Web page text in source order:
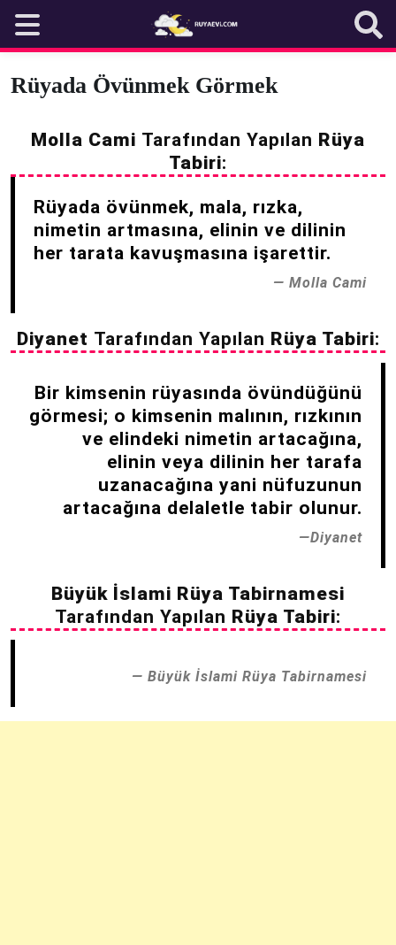
content
Rüyada Övünmek Görmek
Molla Cami Tarafından Yapılan Rüya
Tabiri:
Rüyada övünmek, mala, rızka,
nimetin artmasına, elinin ve dilinin
her tarata kavuşmasına işarettir.
Molla Cami
Diyanet Tarafından Yapılan Rüya Tabiri:
Bir kimsenin rüyasında övündüğünü
görmesi; o kimsenin malının, rızkının
ve elindeki nimetin artacağına,
elinin veya dilinin her tarafa
uzanacağına yani nüfuzunun
artacağına delaletle tabir olunur.
Diyanet
Büyük İslami Rüya Tabirnamesi
Tarafından Yapılan Rüya Tabiri:
Büyük İslami Rüya Tabirnamesi